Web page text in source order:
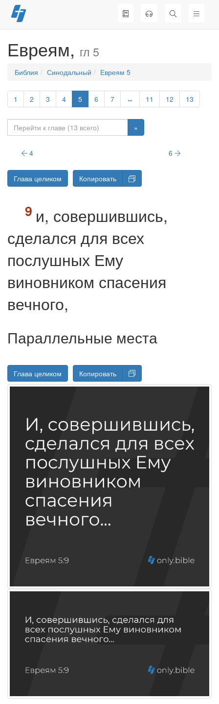
Перейти
к
Евреям, гл 5
Библия Синодальный Евреям 5
1 2 3 4 5 6 7 ↔ 11 12 13
»
4 6
Глава целиком Копировать
и, совершившись,
сделался для всех
послушных Ему
виновником спасения
вечного,
Параллельные места
Глава целиком Копировать